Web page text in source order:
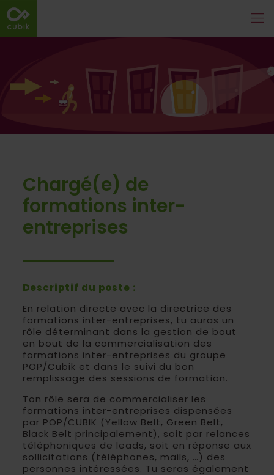
Chargé(e) de
formations inter-
entreprises
Descriptif du poste :
En relation directe avec la directrice des
formations inter-entreprises, tu auras un
rôle déterminant dans la gestion de bout
en bout de la commercialisation des
formations inter-entreprises du groupe
POP/Cubik et dans le suivi du bon
remplissage des sessions de formation.
Ton rôle sera de commercialiser les
formations inter-entreprises dispensées
par POP/CUBIK (Yellow Belt, Green Belt,
Black Belt principalement), soit par relances
téléphoniques de leads, soit en réponse aux
sollicitations (téléphones, mails, …) des
personnes intéressées. Tu seras également